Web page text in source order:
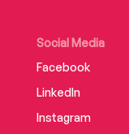
și multe altele...
Editura Atman
ISBN 978-606-
Social Media
Facebook
LinkedIn
Instagram